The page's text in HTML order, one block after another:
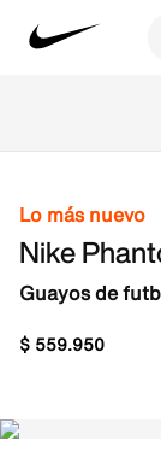
Lo más nuevo
Nike
Guayos de
$ 559.950